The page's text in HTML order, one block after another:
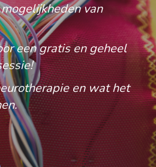
van
een gratis en geheel
en wat het